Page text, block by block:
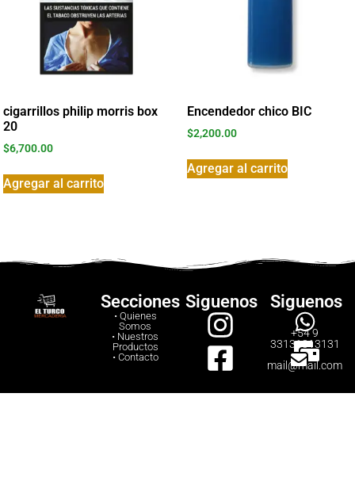
cigarrillos philip morris box
20
$6,700.00
Agregar al carrito
Encendedor chico BIC
$2,200.00
Agregar al carrito
Secciones
• Quienes
Somos
• Nuestros
Productos
• Contacto
Siguenos Siguenos
+54 9
33131313131
mail@mail.com